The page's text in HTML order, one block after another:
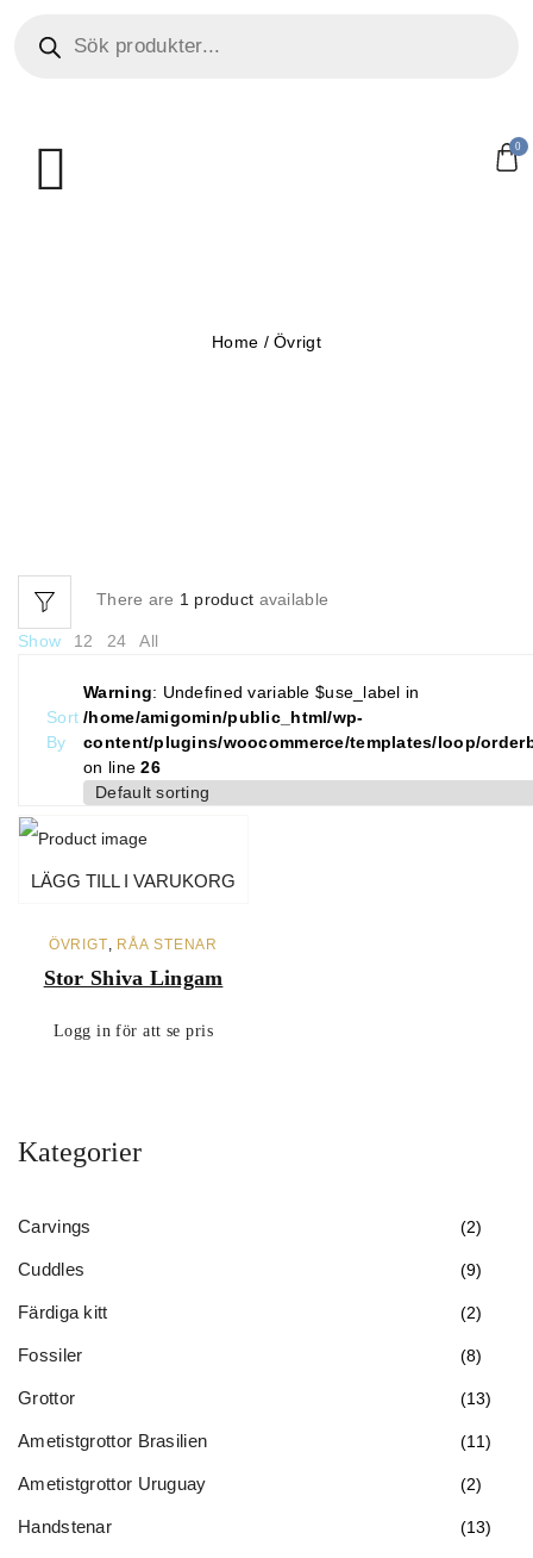
0
Home /Övrigt
There are 1 product available
Show 12 24 All
Sort
By
Warning: Undefined variable $use_label in
/home/amigomin/public_html/wp-
content/plugins/woocommerce/templates/loop/
on line26
LÄGG TILL I VARUKORG
ÖVRIGT, RÅA STENAR
Stor Shiva Lingam
Logg in för att se pris
Kategorier
Carvings (2)
Cuddles (9)
Färdiga kitt (2)
Fossiler (8)
Grottor (13)
Ametistgrottor Brasilien (11)
Ametistgrottor Uruguay (2)
Handstenar (13)